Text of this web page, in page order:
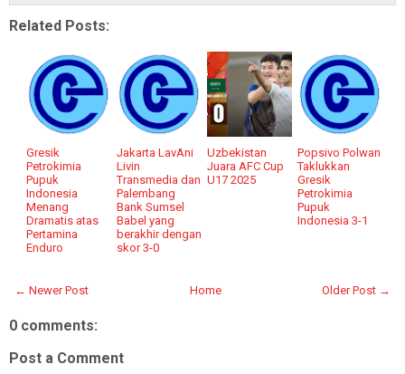
Related Posts:
Gresik
Petrokimia
Pupuk
Indonesia
Menang
Dramatis atas
Pertamina
Enduro
Jakarta LavAni
Livin
Transmedia dan
Palembang
Bank Sumsel
Babel yang
berakhir dengan
skor 3-0
Uzbekistan
Juara AFC Cup
U17 2025
Popsivo Polwan
Taklukkan
Gresik
Petrokimia
Pupuk
Indonesia 3-1
← Newer Post Older Post →
Home
0 comments:
Post a Comment